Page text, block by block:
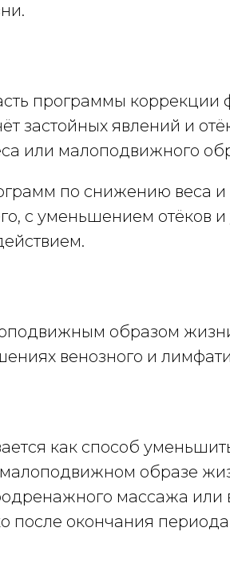
программы коррекции
застойных явлений и
или малоподвижного
по снижению веса
с уменьшением отёков
образом
венозного и
как способ
образе
массажа или
окончания периода